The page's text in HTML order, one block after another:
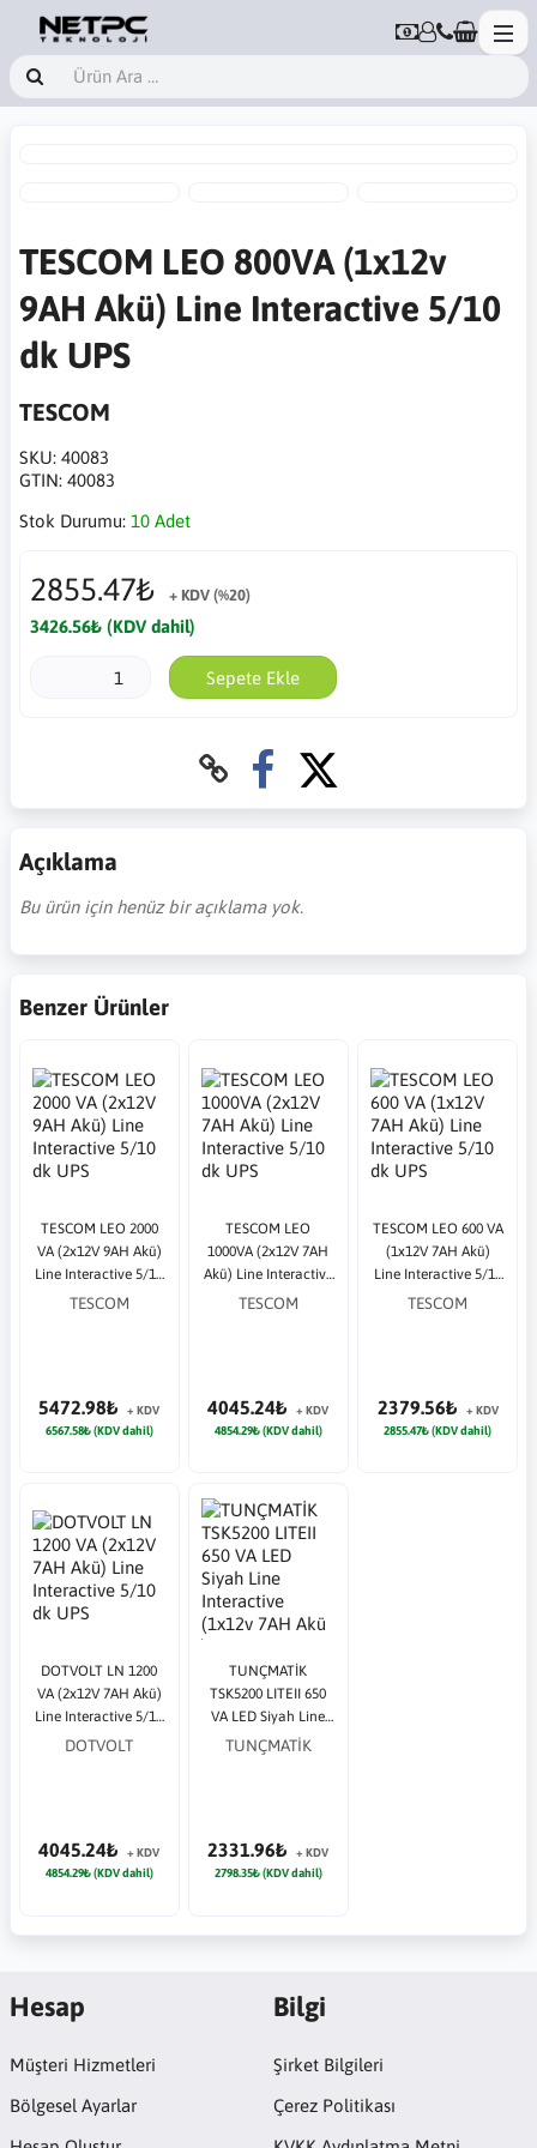
TESCOM LEO 800VA (1x12v
9AH Akü) Line Interactive 5/10
dk UPS
TESCOM
SKU: 40083
GTIN: 40083
Stok Durumu: 10 Adet
2855.47₺ + KDV (%20)
3426.56₺ (KDV dahil)
Sepete Ekle
Açıklama
Bu ürün için henüz bir açıklama yok.
Benzer Ürünler
TESCOM LEO 2000
VA (2x12V 9AH Akü)
Line Interactive 5/10
dk UPS
TESCOM
5472.98₺
+ KDV
6567.58₺ (KDV dahil)
TESCOM LEO
1000VA (2x12V 7AH
Akü) Line Interactive
5/10 dk UPS
TESCOM
4045.24₺
+ KDV
4854.29₺ (KDV dahil)
TESCOM LEO 600 VA
(1x12V 7AH Akü)
Line Interactive 5/10
dk UPS
TESCOM
2379.56₺
+ KDV
2855.47₺ (KDV dahil)
DOTVOLT LN 1200
VA (2x12V 7AH Akü)
Line Interactive 5/10
dk UPS
DOTVOLT
4045.24₺
+ KDV
4854.29₺ (KDV dahil)
TUNÇMATİK
TSK5200 LITEII 650
VA LED Siyah Line
Interactive (1x12v
TUNÇMATİK
2331.96₺
+ KDV
2798.35₺ (KDV dahil)
Hesap
Müşteri Hizmetleri
Bölgesel Ayarlar
Bilgi
Şirket Bilgileri
Çerez Politikası